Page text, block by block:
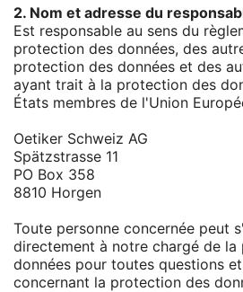
2. Nom et adresse du
Est responsable au sens du
protection des données, des
protection des données et des
ayant trait à la protection des
États membres de l'Union
Oetiker Schweiz AG
Spätzstrasse 11
PO Box 358
8810 Horgen
Toute personne concernée peut
directement à notre chargé de
données pour toutes questions
concernant la protection des